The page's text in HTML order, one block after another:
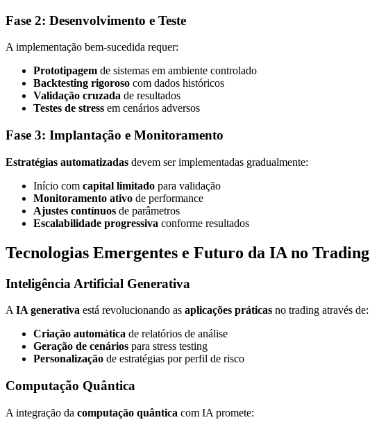
Fase 2: Desenvolvimento e Teste
A implementação bem-sucedida requer:
Prototipagem de sistemas em ambiente controlado
Backtesting rigoroso com dados históricos
Validação cruzada de resultados
Testes de stress em cenários adversos
Fase 3: Implantação e Monitoramento
Estratégias automatizadas devem ser implementadas gradualmente:
Início com capital limitado para validação
Monitoramento ativo de performance
Ajustes contínuos de parâmetros
Escalabilidade progressiva conforme resultados
Tecnologias Emergentes e Futuro da IA no Trading
Inteligência Artificial Generativa
AIA generativa está revolucionando as aplicações práticas no trading através de:
Criação automática de relatórios de análise
Geração de cenários para stress testing
Personalização de estratégias por perfil de risco
Computação Quântica
A integração da computação quântica com IA promete: